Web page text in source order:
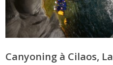
Canyoning à Cilaos,